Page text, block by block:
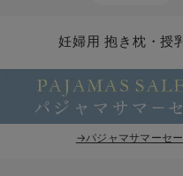
マタニティ トップス
マタニティ アウター（コート）
マタニティ 授乳 キャミソール
産褥ショーツ
マタニティ フォーマル パンツ・
【アウトレット】パジャマ
【アウトレット】インナー
コットン素材
妊婦用 抱き枕・
→パジャマサマーセ